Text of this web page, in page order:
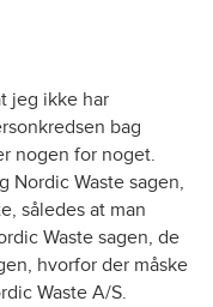
jeg ikke har
bag
nogen for noget.
Nordic Waste sagen,
således at man
Waste sagen, de
hvorfor der måske
Waste A/S.